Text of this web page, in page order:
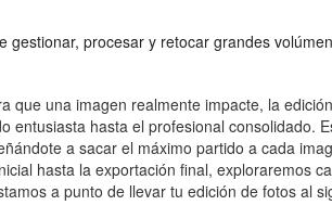
procesar y retocar grandes
una imagen realmente impacte, la
entusiasta hasta el profesional consolidado.
a sacar el máximo partido a cada
hasta la exportación final, exploraremos
a punto de llevar tu edición de fotos al